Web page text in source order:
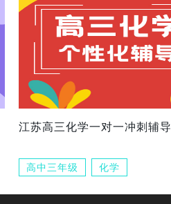
江苏高三化学一对一冲刺辅
高中三年级 化学